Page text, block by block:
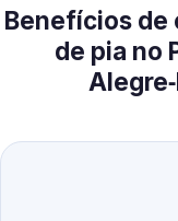
Benefícios de
de pia no